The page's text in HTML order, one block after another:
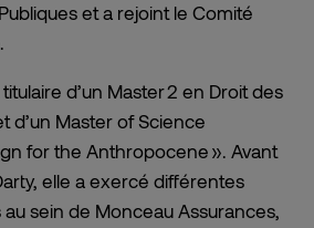
et a rejoint le Comité
d’un Master 2 en Droit des
d’un Master of Science
for the Anthropocene ». Avant
elle a exercé différentes
sein de Monceau Assurances,